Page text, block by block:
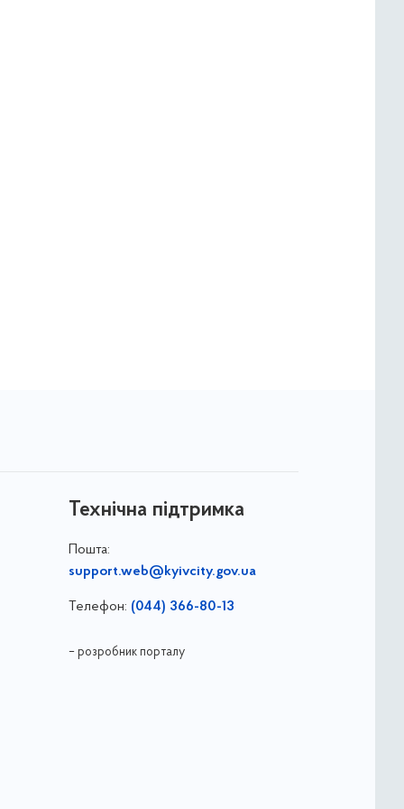
Технічна підтримка
Пошта:
support.web@kyivcity.gov.ua
Телефон: (044) 366-80-13
– розробник порталу